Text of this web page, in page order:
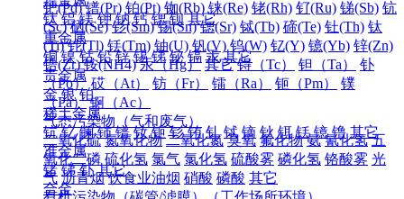
钯(Pd) 镨(Pr) 铂(Pt) 铷(Rb) 铼(Re) 铑(Rh) 钌(Ru) 锑(Sb) 钪
(Sc) 硒(Se) 钐(Sm) 锡(Sn) 锶(Sr) 铽(Tb) 碲(Te) 钍(Th) 钛
(Ti) 铊(Tl) 铥(Tm) 铀(U) 钒(V) 钨(W) 钇(Y) 镱(Yb) 锌(Zn)
锆(Zr) 铵(NH4) 汞（Hg） 其它 锝（Tc） 钽（Ta）
钋
（Po） 砹（At） 钫（Fr） 镭（Ra） 钷（Pm）
镤
（Pa） 锕（Ac）
气态污染物（气和废气）
二氧化硫 氮氧化物 二氧化氮 臭氧 氟化物 氨 氰化氢 五
氧化二磷 硫化氢 氯气 氯化氢 硫酸雾 磷化氢 铬酸雾 光
气 沥青烟 饮食业油烟 硝酸 磷酸 其它
钛 铝 镁 钾 钠 钙 锶 钡 其它
重金属
铜 镍 钴 铅 锌 锡 锑 铋 镉 汞 其它
贵金属
金 银 铂
稀土金属
钪 钇 镧 铈 镨 钕 钷 钐 铕 钆 铽 镝 钬 铒 铥 镱 镥 其它
准金属
锗 锑 钋 其它
合金